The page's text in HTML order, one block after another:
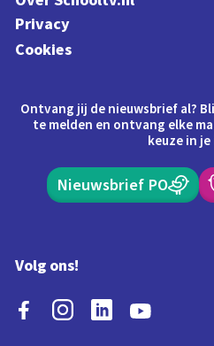
Privacy
Cookies
Ontvang jij de nieuwsbrief al?
te melden en ontvang elke
keuze in
Nieuwsbrief PO
Volg ons!